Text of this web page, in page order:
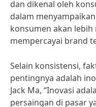
dan dikenal oleh
dalam
konsumen akan
mempercayai brand
Selain konsistensi,
pentingnya adalah
Jack Ma, “Inovasi
persaingan di pasar